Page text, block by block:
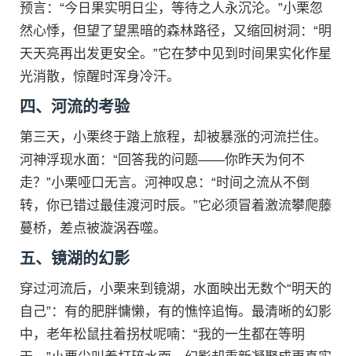
预言：“今日果实明日尘，等待之人永沉沦。”小栗忽
然心悸，但望了望黑暗的森林路径，又缩回树洞：“明
天天亮再出发更安全。”它在梦中见到时间果实化作星
光消散，惊醒时浑身冷汗。
四、河流的考验
第三天，小栗终于踏上旅程，却被暴涨的河流拦住。
河神浮现水面：“回答我的问题——你昨天为何不
走？”小栗哑口无言。河神叹息：“时间之流从不倒
转，你已错过最佳渡河时辰。”它必须冒着激流攀爬藤
蔓桥，差点被漩涡吞噬。
五、镜湖的幻影
穿过河流后，小栗来到镜湖，水面映出无数个“明天的
自己”：有的肥胖慵懒，有的憔悴追悔。最清晰的幻影
中，老年松鼠拄着拐杖呢喃：“我的一生都在等明